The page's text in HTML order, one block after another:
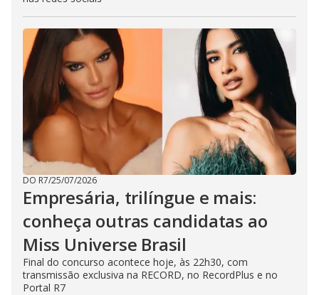
DO R7/25/07/2026
Empresária, trilíngue e mais:
conheça outras candidatas ao
Miss Universe Brasil
Final do concurso acontece hoje, às 22h30, com
transmissão exclusiva na RECORD, no RecordPlus e no
Portal R7